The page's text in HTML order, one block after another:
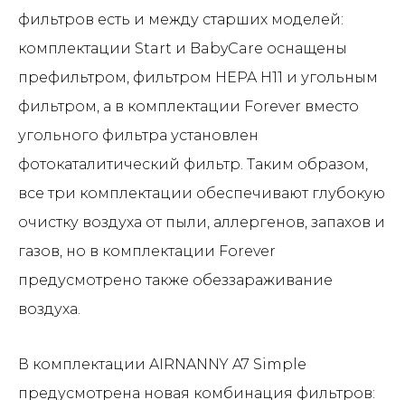
фильтров есть и между старших моделей:
комплектации Start и BabyCare оснащены
префильтром, фильтром HEPA H11 и угольным
фильтром, а в комплектации Forever вместо
угольного фильтра установлен
фотокаталитический фильтр. Таким образом,
все три комплектации обеспечивают глубокую
очистку воздуха от пыли, аллергенов, запахов и
газов, но в комплектации Forever
предусмотрено также обеззараживание
воздуха.
В комплектации AIRNANNY A7 Simple
предусмотрена новая комбинация фильтров: